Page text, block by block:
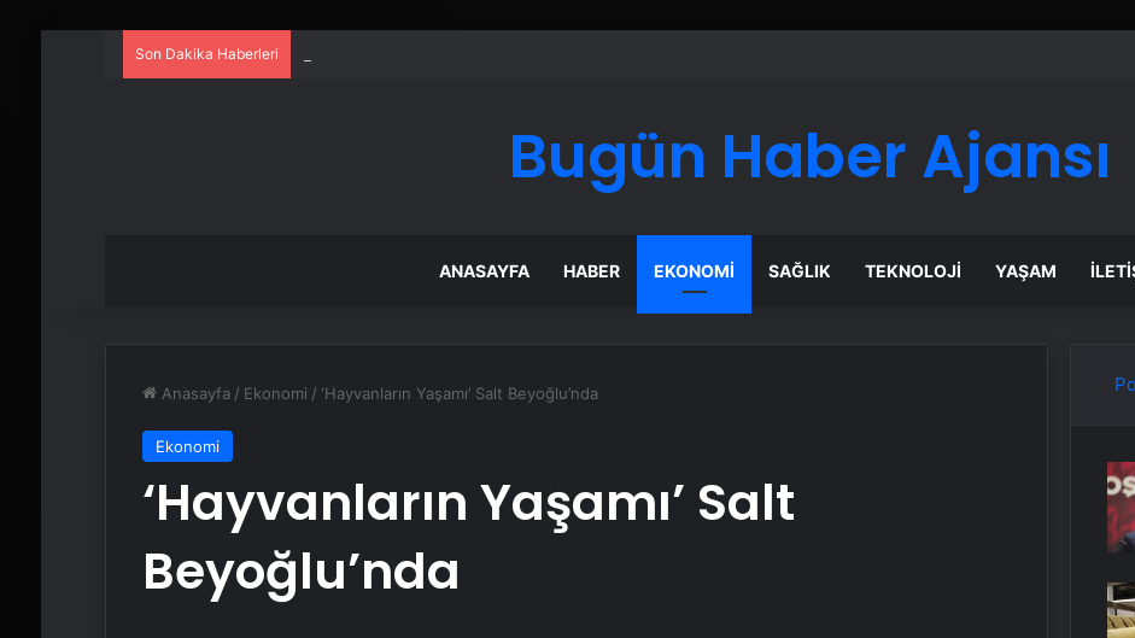
Son Dakika Haberleri
Bugün Haber Ajansı
ANASAYFA HABER EKONOMI SAĞLIK TEKNOLOJI YAŞAM
Anasayfa / Ekonomi / ‘Hayvanların Yaşamı’ Salt Beyoğlu’nda
Ekonomi
‘Hayvanların Yaşamı’ Salt
Beyoğlu’nda